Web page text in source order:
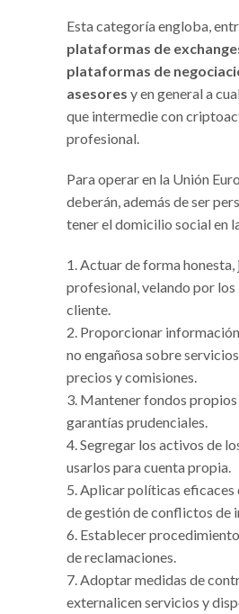
Esta categoría engloba,
plataformas de
plataformas de
asesores y en general a
que intermedie con
profesional.
Para operar en la Unión
deberán, además de ser
tener el domicilio social en
Actuar de forma honesta,
profesional, velando por los
cliente.
Proporcionar
no engañosa sobre
precios y comisiones.
Mantener fondos
garantías prudenciales.
Segregar los activos de
usarlos para cuenta propia.
Aplicar políticas
de gestión de conflictos de
Establecer
de reclamaciones.
Adoptar medidas de
externalicen servicios y